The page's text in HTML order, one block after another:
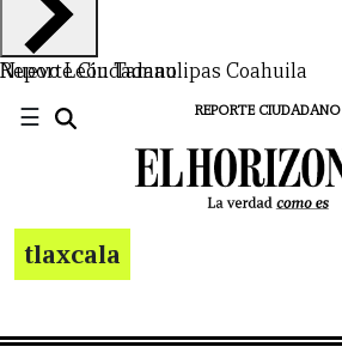
Nuevo LeónTamaulipas Coahuila
Reporte Ciudadano
☰ REPORTE CIUDADANO
tlaxcala